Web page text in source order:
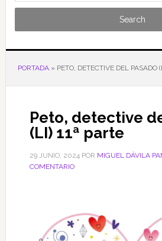
Search
PORTADA» PETO, DETECTIVE DEL PASADO
Peto, detective
(LI) 11ª parte
29 JUNIO, 2024POR MIGUEL DÁVILA
COMENTARIO